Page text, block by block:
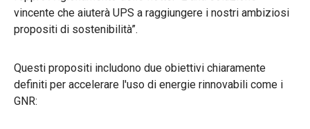
vincente che aiuterà UPS a raggiungere i nostri ambiziosi
propositi di sostenibilità”.
Questi propositi includono due obiettivi chiaramente
definiti per accelerare l'uso di energie rinnovabili come i
GNR: